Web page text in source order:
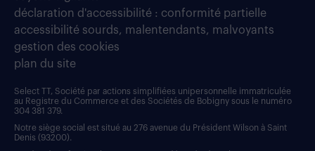
déclaration d'accessibilité : conformité partielle
accessibilité sourds, malentendants, malvoyants
gestion des cookies
plan du site
Select TT, Société par actions simplifiées unipersonnelle immatriculée
au Registre du Commerce et des Sociétés de Bobigny sous le numéro
304 381 379.
Notre siège social est situé au 276 avenue du Président Wilson à Saint
Denis (93200).